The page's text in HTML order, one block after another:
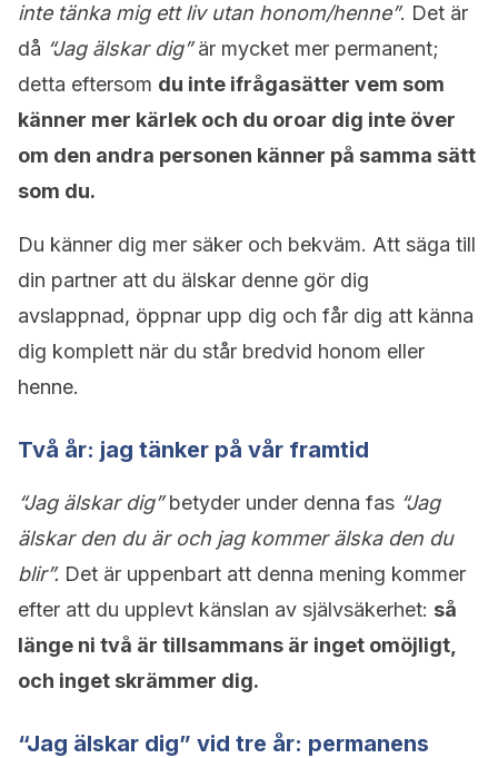
inte tänka mig ett liv utan honom/henne”. Det är
då “Jag älskar dig”är mycket mer permanent;
detta eftersom du inte ifrågasätter vem som
känner mer kärlek och du oroar dig inte över
om den andra personen känner på samma sätt
som du.
Du känner dig mer säker och bekväm. Att säga till
din partner att du älskar denne gör dig
avslappnad, öppnar upp dig och får dig att känna
dig komplett när du står bredvid honom eller
henne.
Två år: jag tänker på vår framtid
“Jag älskar dig”betyder under denna fas “Jag
älskar den du är och jag kommer älska den du
blir”. Det är uppenbart att denna mening kommer
efter att du upplevt känslan av självsäkerhet: så
länge ni två är tillsammans är inget omöjligt,
och inget skrämmer dig.
“Jag älskar dig” vid tre år: permanens